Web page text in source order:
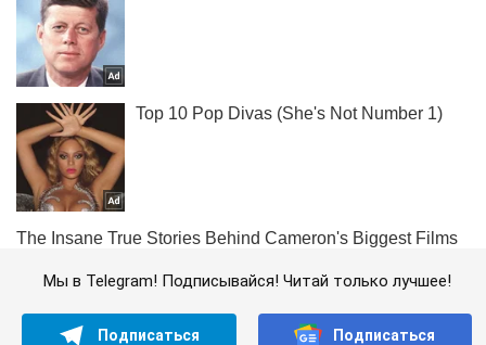
Мы в Telegram! Подписывайся! Читай только лучшее!
Подписаться Подписаться